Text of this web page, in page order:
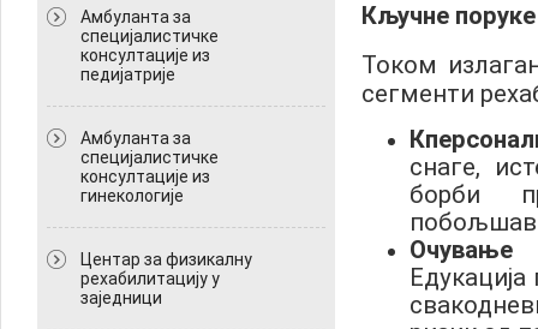
Амбуланта за
специјалистичке
консултације из
педијатрије
Амбуланта за
специјалистичке
консултације из
гинекологије
Центар за физикалну
рехабилитацију у
заједници
Кључне
Током
сегменти
К
снаге,
борби